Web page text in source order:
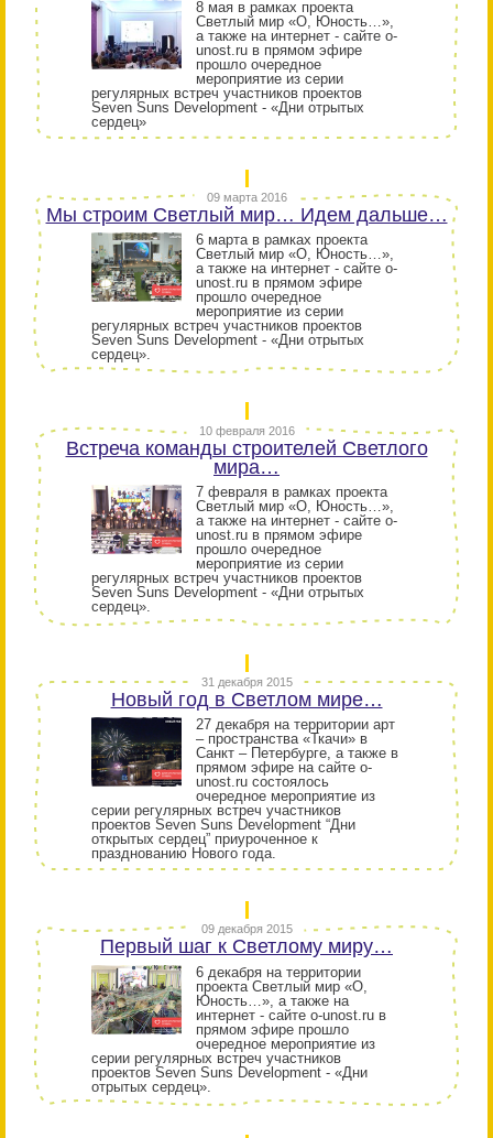
8 мая в рамках проекта
Светлый мир «О, Юность…»,
а также на интернет - сайте o-
unost.ru в прямом эфире
прошло очередное
мероприятие из серии
регулярных встреч участников проектов
Seven Suns Development - «Дни отрытых
сердец»
09 марта 2016
Мы строим Светлый мир… Идем дальше…
6 марта в рамках проекта
Светлый мир «О, Юность…»,
а также на интернет - сайте o-
unost.ru в прямом эфире
прошло очередное
мероприятие из серии
регулярных встреч участников проектов
Seven Suns Development - «Дни отрытых
сердец».
10 февраля 2016
Встреча команды строителей Светлого
мира…
7 февраля в рамках проекта
Светлый мир «О, Юность…»,
а также на интернет - сайте o-
unost.ru в прямом эфире
прошло очередное
мероприятие из серии
регулярных встреч участников проектов
Seven Suns Development - «Дни отрытых
сердец».
31 декабря 2015
Новый год в Светлом мире…
27 декабря на территории арт
– пространства «Ткачи» в
Санкт – Петербурге, а также в
прямом эфире на сайте o-
unost.ru состоялось
очередное мероприятие из
серии регулярных встреч участников
проектов Seven Suns Development “Дни
открытых сердец” приуроченное к
празднованию Нового года.
09 декабря 2015
Первый шаг к Светлому миру…
6 декабря на территории
проекта Светлый мир «О,
Юность…», а также на
интернет - сайте o-unost.ru в
прямом эфире прошло
очередное мероприятие из
серии регулярных встреч участников
проектов Seven Suns Development - «Дни
отрытых сердец».